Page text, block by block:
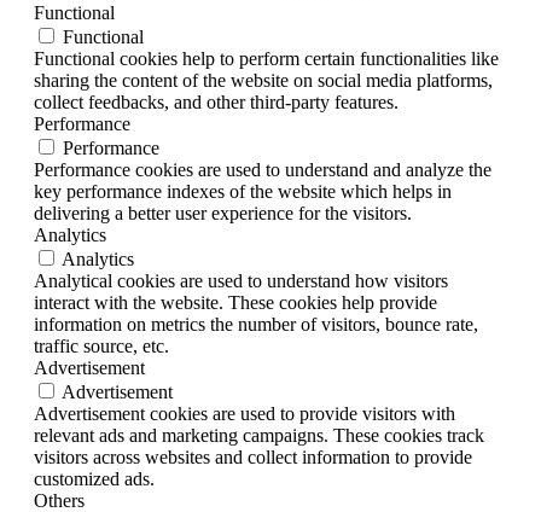
Functional
Functional
Functional cookies help to perform certain functionalities like
sharing the content of the website on social media platforms,
collect feedbacks, and other third-party features.
Performance
Performance
Performance cookies are used to understand and analyze the
key performance indexes of the website which helps in
delivering a better user experience for the visitors.
Analytics
Analytics
Analytical cookies are used to understand how visitors
interact with the website. These cookies help provide
information on metrics the number of visitors, bounce rate,
traffic source, etc.
Advertisement
Advertisement
Advertisement cookies are used to provide visitors with
relevant ads and marketing campaigns. These cookies track
visitors across websites and collect information to provide
customized ads.
Others